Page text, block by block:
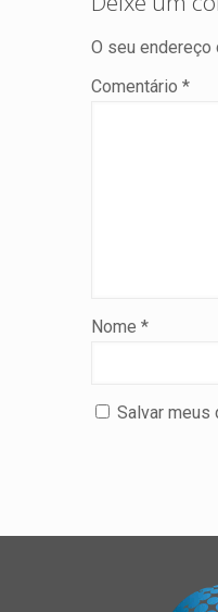
O seu endereço
Comentário *
Nome *
Salvar meus